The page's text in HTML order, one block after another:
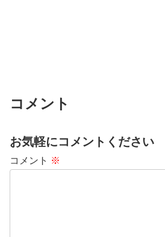
コメント
お気軽にコメントください
コメント ※